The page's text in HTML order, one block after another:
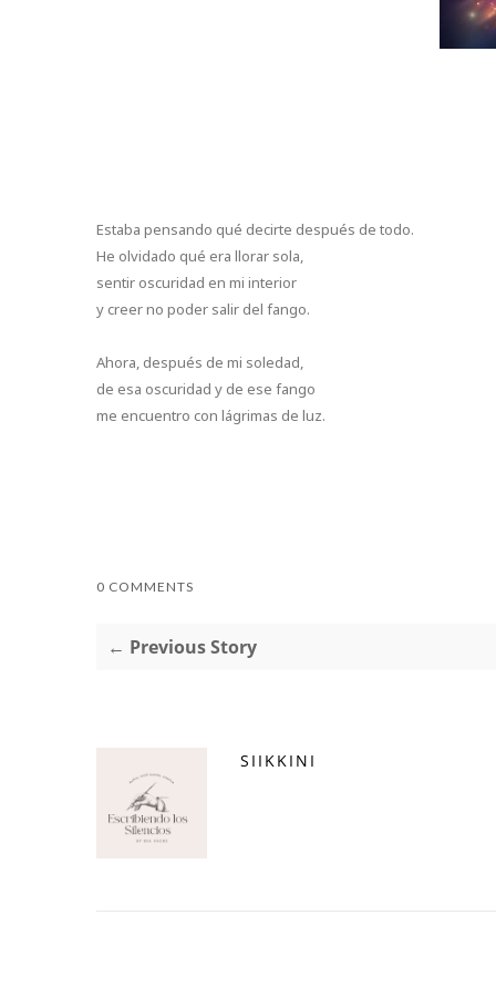
Estaba pensando qué decirte después de todo.
He olvidado qué era llorar sola,
sentir oscuridad en mi interior
y creer no poder salir del fango.
Ahora, después de mi soledad,
de esa oscuridad y de ese fango
me encuentro con lágrimas de luz.
0 COMMENTS
← Previous Story
SIIKKINI